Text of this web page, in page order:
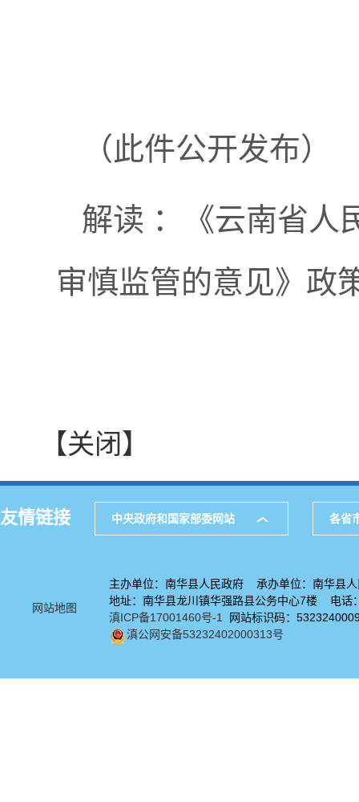
（此件公开发布）
解读 ：
《云南省
审慎监管的意见》政
【关闭】
友情链接 中央政府和国家部委网站 各省
网站地图
主办单位：南华县人民政府 承办单位：南华县人
地址：南华县龙川镇华强路县公务中心7楼 电
滇ICP备17001460号-1
网站标识码：
滇公网安备53232402000313号